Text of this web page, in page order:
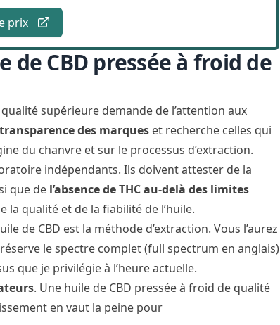
prix
CBD pressée à froid de
supérieure demande de l’attention aux
des marques et recherche celles qui
du chanvre et sur le processus d’extraction.
indépendants. Ils doivent attester de la
que de l’absence de THC au-delà des limites
la qualité et de la fiabilité de l’huile.
de CBD est la méthode d’extraction. Vous l’aurez
le spectre complet (full spectrum en anglais)
que je privilégie à l’heure actuelle.
. Une huile de CBD pressée à froid de qualité
en vaut la peine pour